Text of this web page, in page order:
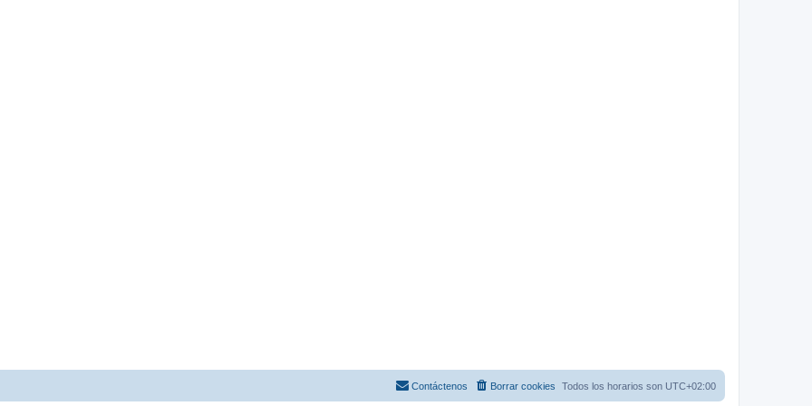
Todos los horarios son UTC+02:00
Borrar cookies
Contáctenos